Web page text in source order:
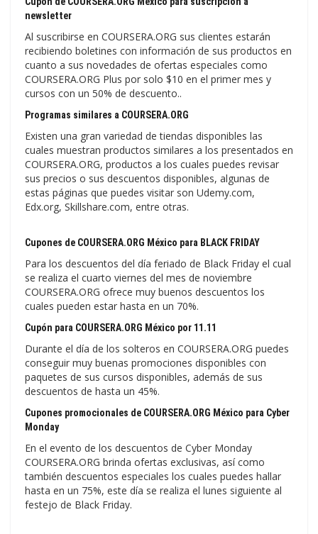
newsletter
Al suscribirse en COURSERA.ORG sus clientes estarán
recibiendo boletines con información de sus productos en
cuanto a sus novedades de ofertas especiales como
COURSERA.ORG Plus por solo $10 en el primer mes y
cursos con un 50% de descuento..
Programas similares a COURSERA.ORG
Existen una gran variedad de tiendas disponibles las
cuales muestran productos similares a los presentados en
COURSERA.ORG, productos a los cuales puedes revisar
sus precios o sus descuentos disponibles, algunas de
estas páginas que puedes visitar son Udemy.com,
Edx.org, Skillshare.com, entre otras.
Cupones de COURSERA.ORG México para BLACK FRIDAY
Para los descuentos del día feriado de Black Friday el cual
se realiza el cuarto viernes del mes de noviembre
COURSERA.ORG ofrece muy buenos descuentos los
cuales pueden estar hasta en un 70%.
Cupón para COURSERA.ORG México por 11.11
Durante el día de los solteros en COURSERA.ORG puedes
conseguir muy buenas promociones disponibles con
paquetes de sus cursos disponibles, además de sus
descuentos de hasta un 45%.
Cupones promocionales de COURSERA.ORG México para Cyber
Monday
En el evento de los descuentos de Cyber Monday
COURSERA.ORG brinda ofertas exclusivas, así como
también descuentos especiales los cuales puedes hallar
hasta en un 75%, este día se realiza el lunes siguiente al
festejo de Black Friday.